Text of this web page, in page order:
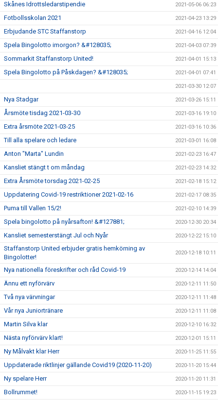
Skånes Idrottsledarstipendie 2021-05-06 06:23
Fotbollsskolan 2021 2021-04-23 13:29
Erbjudande STC Staffanstorp 2021-04-16 12:04
Spela Bingolotto imorgon? &#128035; 2021-04-03 07:39
Sommarkit Staffanstorp United! 2021-04-01 15:13
Spela Bingolotto på Påskdagen? &#128035; 2021-04-01 07:41
2021-03-30 12:07
Nya Stadgar 2021-03-26 15:11
Årsmöte tisdag 2021-03-30 2021-03-16 19:10
Extra årsmöte 2021-03-25 2021-03-16 10:36
Till alla spelare och ledare 2021-03-01 16:08
Anton "Marta" Lundin 2021-02-23 16:47
Kansliet stängt t om måndag 2021-02-23 14:32
Extra Årsmöte torsdag 2021-02-25 2021-02-18 15:12
Uppdatering Covid-19 restriktioner 2021-02-16 2021-02-17 08:35
Puma till Vallen 15/2! 2021-02-10 14:39
Spela bingolotto på nyårsafton! &#127881; 2020-12-30 20:34
Kansliet semesterstängt Jul och Nyår 2020-12-22 15:10
Staffanstorp United erbjuder gratis hemkörning av
Bingolotter!
2020-12-18 10:11
Nya nationella föreskrifter och råd Covid-19 2020-12-14 14:04
Ännu ett nyförvärv 2020-12-11 11:50
Två nya värvningar 2020-12-11 11:48
Vår nya Juniortränare 2020-12-11 11:08
Martin Silva klar 2020-12-10 16:32
Nästa nyförvärv klart! 2020-12-01 15:11
Ny Målvakt klar Herr 2020-11-25 11:55
Uppdaterade riktlinjer gällande Covid19 (2020-11-20) 2020-11-20 15:44
Ny spelare Herr 2020-11-20 11:31
Bollrummet! 2020-11-15 19:23